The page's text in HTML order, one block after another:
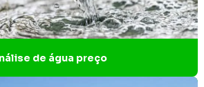
de resíduos sólidos
de engenharia
licenciamento ambiental
de água preço